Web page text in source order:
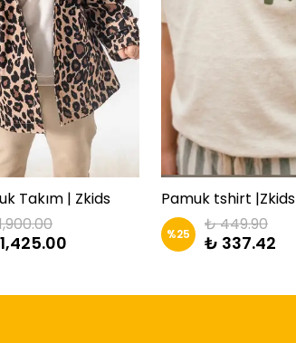
Takım | Zkids Pamuk tshirt |Zkids
%25 ₺ 449.90
₺ 337.42